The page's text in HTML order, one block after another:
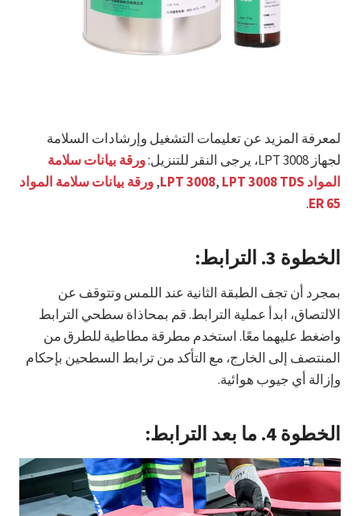
لمعرفة المزيد عن تعليمات التشغيل وإرشادات السلامة
لجهاز LPT 3008، يرجى النقر للتنزيل:
ورقة بيانات سلامة
المواد LPT 3008
, LPT 3008 TDS
,ورقة بيانات سلامة المواد
ER 65
.
الخطوة 3. الترابط:
بمجرد أن تجف الطبقة الثانية عند اللمس وتتوقف عن
الالتصاق، ابدأ عملية الترابط. قم بمحاذاة سطحي الترابط
واضغط عليهما معًا. استخدم مطرقة مطاطية للطرق من
المنتصف إلى الخارج، مع التأكد من ترابط السطحين بإحكام
وإزالة أي جيوب هوائية.
الخطوة 4. ما بعد الترابط: